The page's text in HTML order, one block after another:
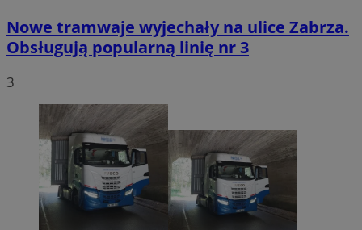
Nowe tramwaje wyjechały na ulice Zabrza.
Obsługują popularną linię nr 3
3